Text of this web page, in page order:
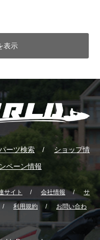
表示
ーツ検索 ショップ情
ペーン情報
サイト 会社情報
サ
利用規約
お問い合わ